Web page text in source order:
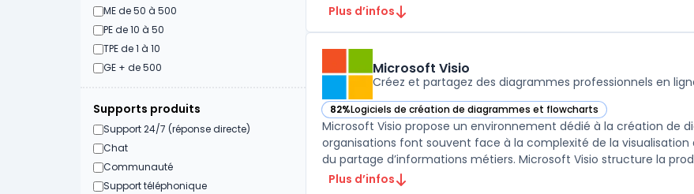
ME de 50 à 500
PE de 10 à 50
TPE de 1 à 10
GE + de 500
Supports produits
Support 24/7 (réponse directe)
Chat
Communauté
Support téléphonique
Plus d’infos
Microsoft Visio
Créez et partagez des diagrammes professionnels en
82%Logiciels de création de diagrammes et flowcharts
— voir Microsoft Visio dans cette catégorie
Microsoft Visio propose un environnement dédié à la création de
organisations font souvent face à la complexité de la
du partage d’informations métiers. Microsoft Visio structure la
Plus d’infos